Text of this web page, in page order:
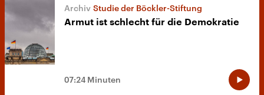
Studie der Böckler-Stiftung
Armut ist schlecht für die Demokratie
07:24 Minuten